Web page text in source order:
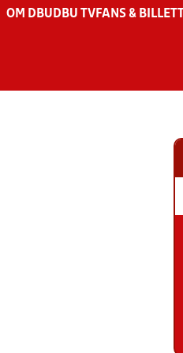
OM DBU DBU TV FANS &